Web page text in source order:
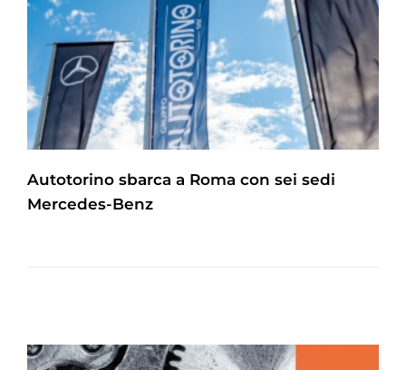
Autotorino sbarca a Roma con sei sedi
Mercedes-Benz